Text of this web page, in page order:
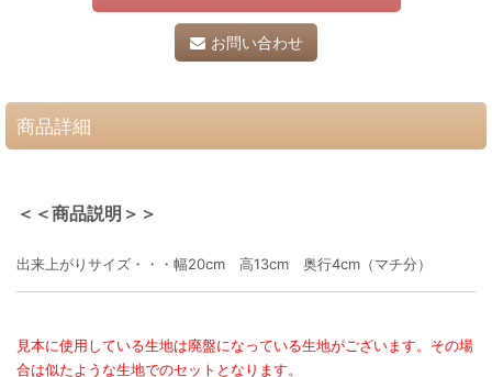
お問い合わせ
商品詳細
＜＜商品説明＞＞
出来上がりサイズ・・・幅20cm 高13cm 奥行4cm（マチ分）
見本に使用している生地は廃盤になっている生地がございます。その場
合は似たような生地でのセットとなります。